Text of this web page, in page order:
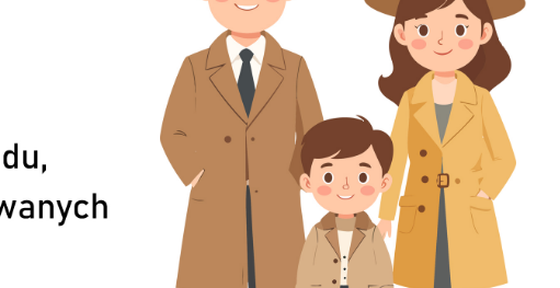
Szanujemy Twoją prywatność. Możesz zmienić ustawienia cookies lub zaakceptować je
wszystkie. W dowolnym momencie możesz dokonać zmiany swoich ustawień.